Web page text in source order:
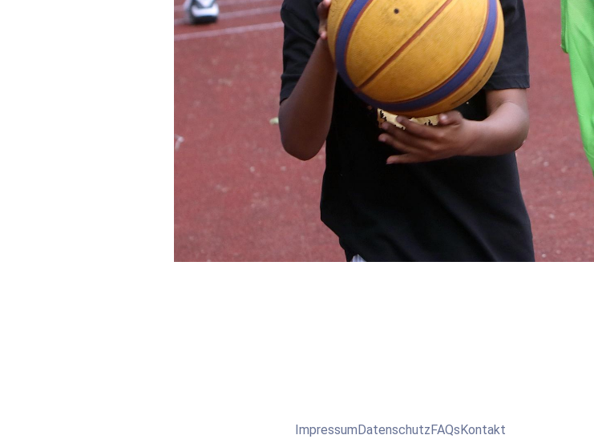
ImpressumDatenschutzFAQsKontakt